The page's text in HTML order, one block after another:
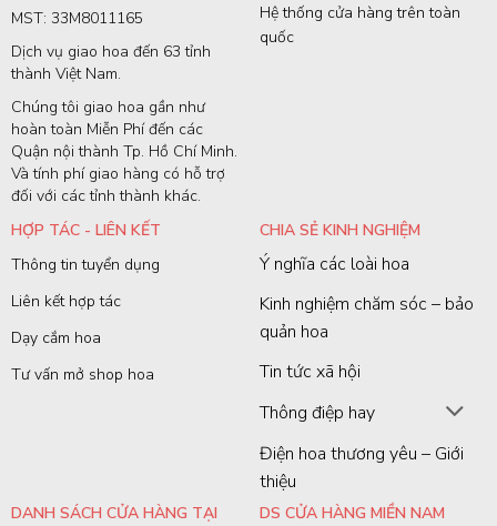
MST: 33M8011165
Dịch vụ giao hoa đến 63 tỉnh
thành Việt Nam.
Chúng tôi giao hoa gần như
hoàn toàn Miễn Phí đến các
Quận nội thành Tp. Hồ Chí Minh.
Và tính phí giao hàng có hỗ trợ
đối với các tỉnh thành khác.
Hệ thống cửa hàng trên toàn
quốc
HỢP TÁC - LIÊN KẾT
Thông tin tuyển dụng
Liên kết hợp tác
Dạy cắm hoa
Tư vấn mở shop hoa
CHIA SẺ KINH NGHIỆM
Ý nghĩa các loài hoa
Kinh nghiệm chăm sóc – bảo
quản hoa
Tin tức xã hội
Thông điệp hay
Điện hoa thương yêu – Giới
thiệu
DANH SÁCH CỬA HÀNG TẠI
DS CỬA HÀNG MIỀN NAM